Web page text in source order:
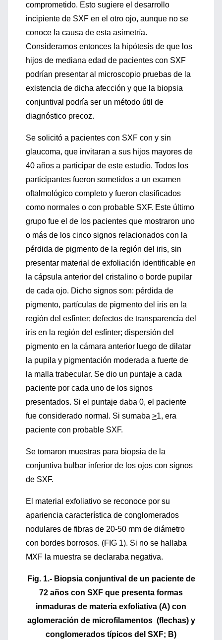
comprometido. Esto sugiere el desarrollo
incipiente de SXF en el otro ojo, aunque no se
conoce la causa de esta asimetría.
Consideramos entonces la hipótesis de que los
hijos de mediana edad de pacientes con SXF
podrían presentar al microscopio pruebas de la
existencia de dicha afección y que la biopsia
conjuntival podría ser un método útil de
diagnóstico precoz.
Se solicitó a pacientes con SXF con y sin
glaucoma, que invitaran a sus hijos mayores de
40 años a participar de este estudio. Todos los
participantes fueron sometidos a un examen
oftalmológico completo y fueron clasificados
como normales o con probable SXF. Este último
grupo fue el de los pacientes que mostraron uno
o más de los cinco signos relacionados con la
pérdida de pigmento de la región del iris, sin
presentar material de exfoliación identificable en
la cápsula anterior del cristalino o borde pupilar
de cada ojo. Dicho signos son: pérdida de
pigmento, partículas de pigmento del iris en la
región del esfínter; defectos de transparencia del
iris en la región del esfínter; dispersión del
pigmento en la cámara anterior luego de dilatar
la pupila y pigmentación moderada a fuerte de
la malla trabecular. Se dio un puntaje a cada
paciente por cada uno de los signos
presentados. Si el puntaje daba 0, el paciente
fue considerado normal. Si sumaba >1, era
paciente con probable SXF.
Se tomaron muestras para biopsia de la
conjuntiva bulbar inferior de los ojos con signos
de SXF.
El material exfoliativo se reconoce por su
apariencia característica de conglomerados
nodulares de fibras de 20-50 mm de diámetro
con bordes borrosos. (FIG 1). Si no se hallaba
MXF la muestra se declaraba negativa.
Fig. 1.- Biopsia conjuntival de un paciente de
72 años con SXF que presenta formas
inmaduras de materia exfoliativa (A) con
aglomeración de microfilamentos (flechas) y
conglomerados típicos del SXF; B)